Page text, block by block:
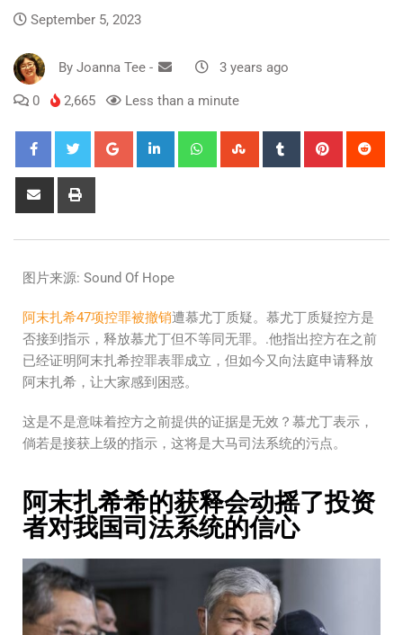
September 5, 2023
By Joanna Tee - 3 years ago
0 2,665 Less than a minute
图片来源: Sound Of Hope
阿末扎希47项控罪被撤销遭慕尤丁质疑。慕尤丁质疑控方是
否接到指示，释放慕尤丁但不等同无罪。.他指出控方在之前
已经证明阿末扎希控罪表罪成立，但如今又向法庭申请释放
阿末扎希，让大家感到困惑。
这是不是意味着控方之前提供的证据是无效？慕尤丁表示，
倘若是接获上级的指示，这将是大马司法系统的污点。
阿末扎希希的获释会动摇了投资
者对我国司法系统的信心